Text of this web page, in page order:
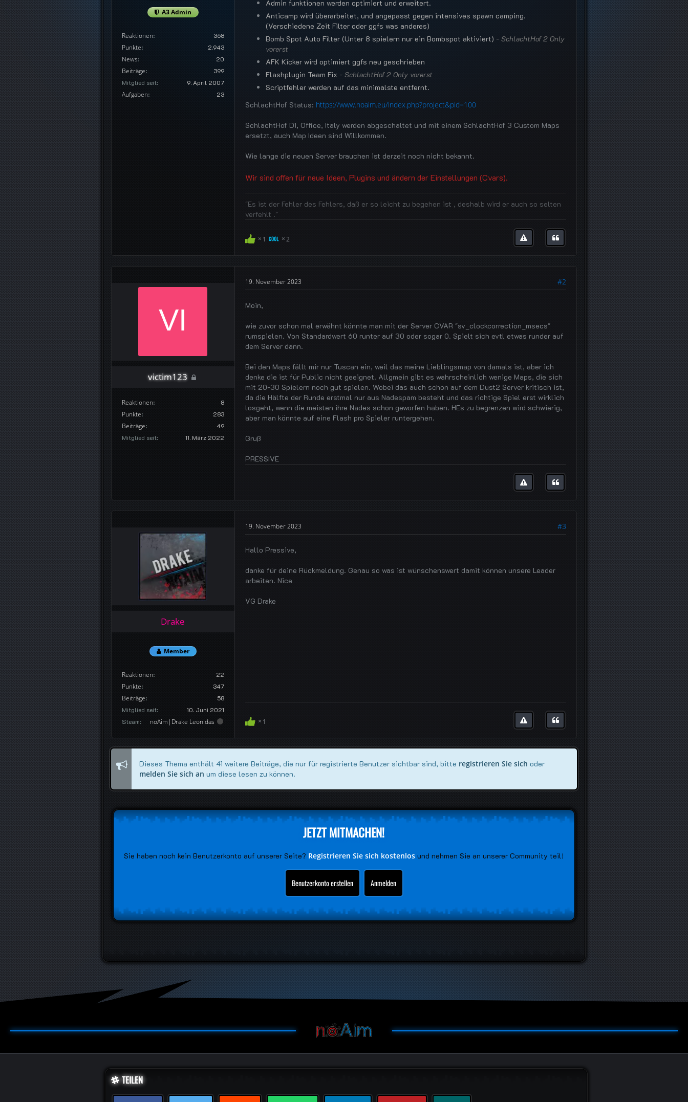
A3 Admin
Reaktionen 368
Punkte 2.943
News 20
Beiträge
399
Mitglied seit
9. April 2007
Aufgaben 23
Admin funktionen werden optimiert und erweitert.
Anticamp wird überarbeitet, und angepasst gegen intensives spawn camping.
(Verschiedene Zeit Filter oder ggfs was anderes)
Bomb Spot Auto Filter (Unter 8 spielern nur ein Bombspot aktiviert) - SchlachtHof 2 Only
vorerst
AFK Kicker wird optimiert ggfs neu geschrieben
Flashplugin Team Fix - SchlachtHof 2 Only vorerst
Scriptfehler werden auf das minimalste entfernt.
SchlachtHof Status: https://www.noaim.eu/index.php?project&pid=100
SchlachtHof D1, Office, Italy werden abgeschaltet und mit einem SchlachtHof 3 Custom Maps
ersetzt, auch Map Ideen sind Willkommen.
Wie lange die neuen Server brauchen ist derzeit noch nicht bekannt.
Wir sind offen für neue Ideen, Plugins und ändern der Einstellungen (Cvars).
"Es ist der Fehler des Fehlers, daß er so leicht zu begehen ist , deshalb wird er auch so selten
verfehlt ."
1 2
victim123
Reaktionen 8
Punkte 283
Beiträge
49
Mitglied seit
11. März 2022
19. November 2023 #2
Moin,
wie zuvor schon mal erwähnt könnte man mit der Server CVAR "sv_clockcorrection_msecs"
rumspielen. Von Standardwert 60 runter auf 30 oder sogar 0. Spielt sich evtl etwas runder auf
dem Server dann.
Bei den Maps fällt mir nur Tuscan ein, weil das meine Lieblingsmap von damals ist, aber ich
denke die ist für Public nicht geeignet. Allgmein gibt es wahrscheinlich wenige Maps, die sich
mit 20-30 Spielern noch gut spielen. Wobei das auch schon auf dem Dust2 Server kritisch ist,
da die Hälfte der Runde erstmal nur aus Nadespam besteht und das richtige Spiel erst wirklich
losgeht, wenn die meisten ihre Nades schon geworfen haben. HEs zu begrenzen wird schwierig,
aber man könnte auf eine Flash pro Spieler runtergehen.
Gruß
PRESSIVE
Drake
Member
Reaktionen 22
Punkte 347
Beiträge
58
Mitglied seit
10. Juni 2021
Steam
noAim|Drake Leonidas
19. November 2023 #3
Hallo Pressive,
danke für deine Rückmeldung. Genau so was ist wünschenswert damit können unsere Leader
arbeiten. Nice
VG Drake
1
Dieses Thema enthält 41 weitere Beiträge, die nur für registrierte Benutzer sichtbar sind, bitte registrieren Sie sich oder
melden Sie sich an um diese lesen zu können.
JETZT MITMACHEN!
Sie haben noch kein Benutzerkonto auf unserer Seite? Registrieren Sie sich kostenlos und nehmen Sie an unserer Community teil!
Benutzerkonto erstellen Anmelden
TEILEN